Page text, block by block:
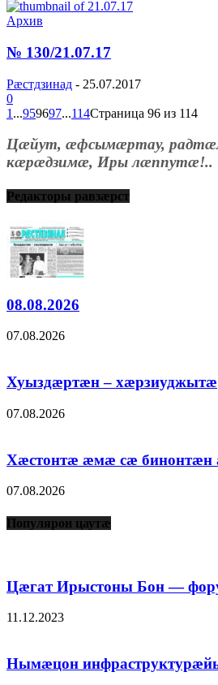
Архив
№ 130/21.07.17
Рæстдзинад - 25.07.2017
0
1 ...959697...114Страница 96 из 114
Цæйут, æфсымæртау,
кæрæдзимæ, Иры лæппутæ!..
Редакторы равзæрст
08.08.2026
07.08.2026
Хуыздæртæн – хæрзиуджытæ
07.08.2026
Хæстонтæ æмæ сæ бинонтæн
07.08.2026
Популярон цаутæ
Цæгат Ирыстоны Бон —
11.12.2023
Нымæцон